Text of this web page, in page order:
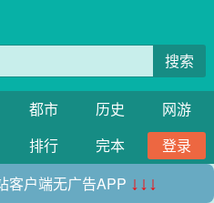
搜索
都市 历史
网游
排行 完本
登录
客户端无广告APP ↓↓↓